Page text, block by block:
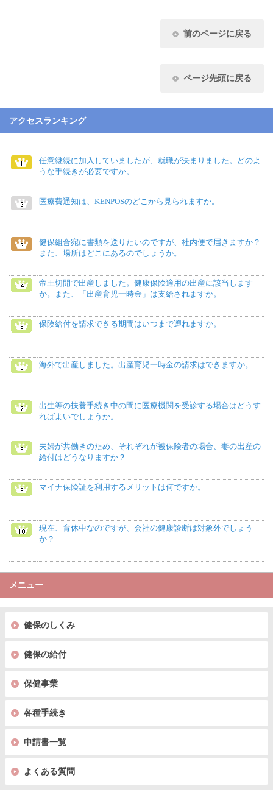
前のページに戻る
ページ先頭に戻る
アクセスランキング
任意継続に加入していましたが、就職が決まりました。どのよ
うな手続きが必要ですか。
医療費通知は、KENPOSのどこから見られますか。
健保組合宛に書類を送りたいのですが、社内便で届きますか？
また、場所はどこにあるのでしょうか。
帝王切開で出産しました。健康保険適用の出産に該当します
か。また、「出産育児一時金」は支給されますか。
保険給付を請求できる期間はいつまで遡れますか。
海外で出産しました。出産育児一時金の請求はできますか。
出生等の扶養手続き中の間に医療機関を受診する場合はどうす
ればよいでしょうか。
夫婦が共働きのため、それぞれが被保険者の場合、妻の出産の
給付はどうなりますか？
マイナ保険証を利用するメリットは何ですか。
現在、育休中なのですが、会社の健康診断は対象外でしょう
か？
メニュー
健保のしくみ
健保の給付
保健事業
各種手続き
申請書一覧
よくある質問